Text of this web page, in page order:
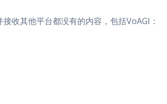
收其他平台都没有的内容，包括VoAGI：